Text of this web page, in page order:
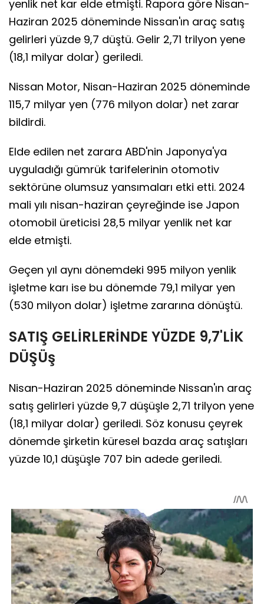
yenlik net kar elde etmişti. Rapora göre Nisan-
Haziran 2025 döneminde Nissan'ın araç satış
gelirleri yüzde 9,7 düştü. Gelir 2,71 trilyon yene
(18,1 milyar dolar) geriledi.
Nissan Motor, Nisan-Haziran 2025 döneminde
115,7 milyar yen (776 milyon dolar) net zarar
bildirdi.
Elde edilen net zarara ABD'nin Japonya'ya
uyguladığı gümrük tarifelerinin otomotiv
sektörüne olumsuz yansımaları etki etti. 2024
mali yılı nisan-haziran çeyreğinde ise Japon
otomobil üreticisi 28,5 milyar yenlik net kar
elde etmişti.
Geçen yıl aynı dönemdeki 995 milyon yenlik
işletme karı ise bu dönemde 79,1 milyar yen
(530 milyon dolar) işletme zararına dönüştü.
SATIŞ GELİRLERİNDE YÜZDE 9,7'LİK
DÜŞÜş
Nisan-Haziran 2025 döneminde Nissan'ın araç
satış gelirleri yüzde 9,7 düşüşle 2,71 trilyon yene
(18,1 milyar dolar) geriledi. Söz konusu çeyrek
dönemde şirketin küresel bazda araç satışları
yüzde 10,1 düşüşle 707 bin adede geriledi.